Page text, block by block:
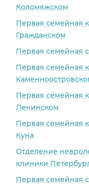
Коломяжском
Первая семейная
Гражданском
Первая семейная
Первая семейная
Первая семейная
Ленинском
Первая семейная
Куна
Отделение
клиники
Первая семейная